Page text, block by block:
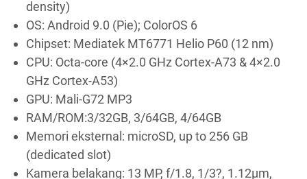
density)
OS: Android 9.0 (Pie); ColorOS 6
Chipset: Mediatek MT6771 Helio P60 (12 nm)
CPU: Octa-core (4×2.0 GHz Cortex-A73 & 4×2.0
GHz Cortex-A53)
GPU: Mali-G72 MP3
RAM/ROM:3/32GB, 3/64GB, 4/64GB
Memori eksternal: microSD, up to 256 GB
(dedicated slot)
Kamera belakang: 13 MP, f/1.8, 1/3?, 1.12µm,